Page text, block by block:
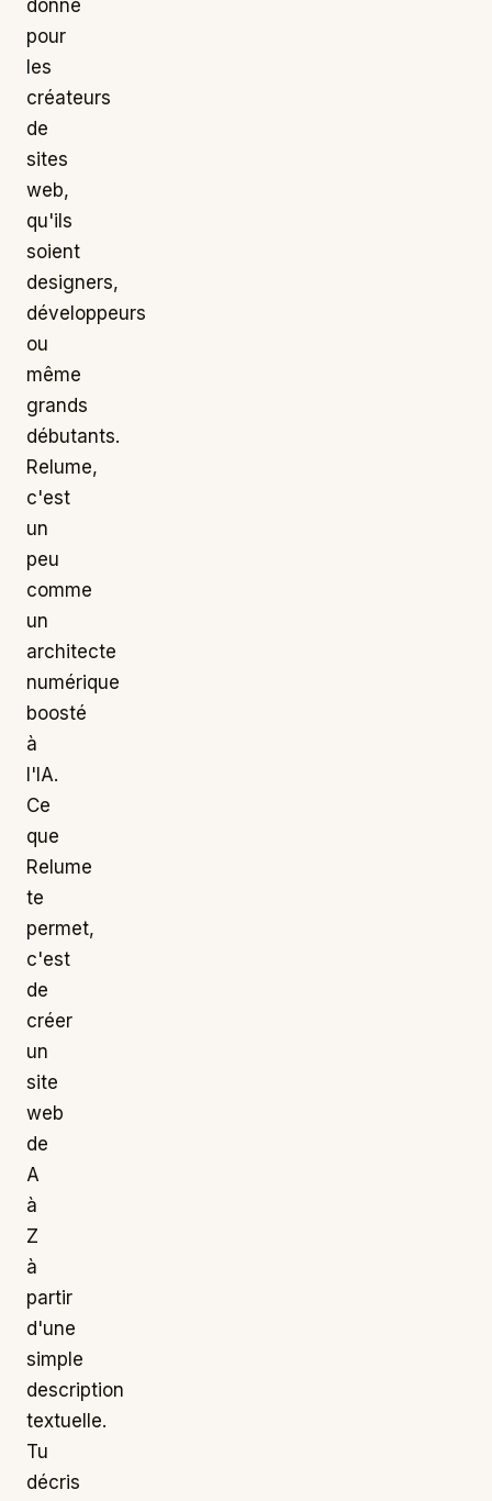
donne
pour
les
créateurs
de
sites
web,
qu'ils
soient
designers,
développeurs
ou
même
grands
débutants.
Relume,
c'est
un
peu
comme
un
architecte
numérique
boosté
à
l'IA.
Ce
que
Relume
te
permet,
c'est
de
créer
un
site
web
de
A
à
Z
à
partir
d'une
simple
description
textuelle.
Tu
décris